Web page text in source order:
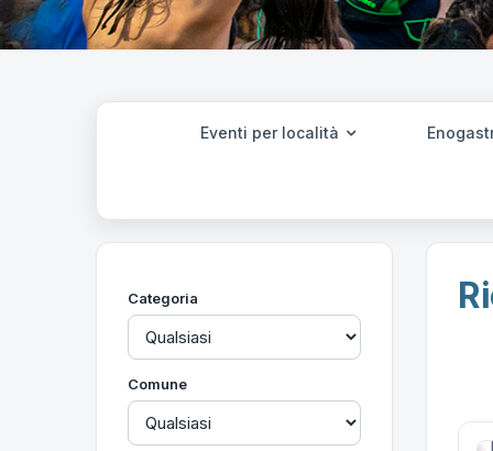
Eventi per località
Categoria
Comune